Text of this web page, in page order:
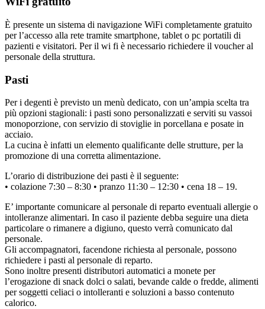
È presente un sistema di navigazione WiFi completamente gratuito
per l’accesso alla rete tramite smartphone, tablet o pc portatili di
pazienti e visitatori. Per il wi fi è necessario richiedere il voucher al
personale della struttura.
Pasti
Per i degenti è previsto un menù dedicato, con un’ampia scelta tra
più opzioni stagionali: i pasti sono personalizzati e serviti su vassoi
monoporzione, con servizio di stoviglie in porcellana e posate in
acciaio.
La cucina è infatti un elemento qualificante delle strutture, per la
promozione di una corretta alimentazione.
L’orario di distribuzione dei pasti è il seguente:
• colazione 7:30 – 8:30 • pranzo 11:30 – 12:30 • cena 18 – 19.
E’ importante comunicare al personale di reparto eventuali allergie o
intolleranze alimentari. In caso il paziente debba seguire una dieta
particolare o rimanere a digiuno, questo verrà comunicato dal
personale.
Gli accompagnatori, facendone richiesta al personale, possono
richiedere i pasti al personale di reparto.
Sono inoltre presenti distributori automatici a monete per
l’erogazione di snack dolci o salati, bevande calde o fredde, alimenti
per soggetti celiaci o intolleranti e soluzioni a basso contenuto
calorico.